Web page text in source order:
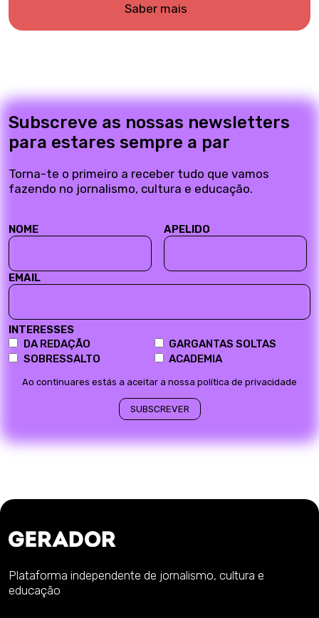
Saber mais
Subscreve as nossas newsletters
para estares sempre a par
Torna-te o primeiro a receber tudo que vamos
fazendo no jornalismo, cultura e educação.
NOME APELIDO
EMAIL
INTERESSES
DA REDAÇÃO
SOBRESSALTO
GARGANTAS SOLTAS
ACADEMIA
Ao continuares estás a aceitar a nossa política de privacidade
Plataforma independente de jornalismo, cultura e
educação